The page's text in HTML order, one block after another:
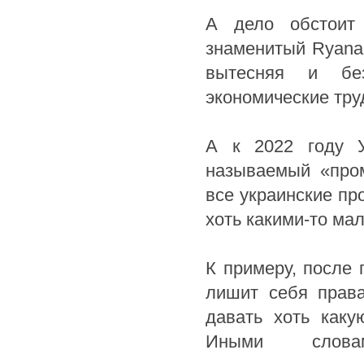
А дело обстоит
знаменитый
вытесняя и
экономические
А к 2022 году
называемый
все украинские
хоть какими-то
К примеру, после
лишит себя
давать хоть
Иными